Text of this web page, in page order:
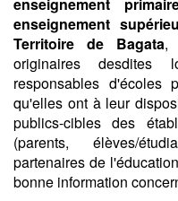
enseignement
Territoire de Bagata,
originaires desdites
responsables d'écoles
qu'elles ont à leur
publics-cibles des
(parents, élèves/
partenaires de
bonne information